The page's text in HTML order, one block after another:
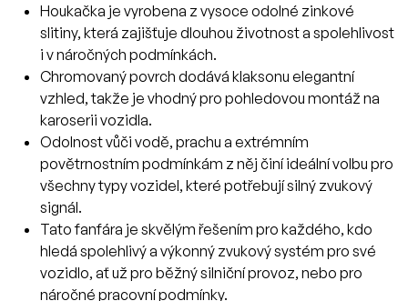
Houkačka je vyrobena z vysoce odolné zinkové
slitiny, která zajišťuje dlouhou životnost a spolehlivost
i v náročných podmínkách.
Chromovaný povrch dodává klaksonu elegantní
vzhled, takže je vhodný pro pohledovou montáž na
karoserii vozidla.
Odolnost vůči vodě, prachu a extrémním
povětrnostním podmínkám z něj činí ideální volbu pro
všechny typy vozidel, které potřebují silný zvukový
signál.
Tato fanfára je skvělým řešením pro každého, kdo
hledá spolehlivý a výkonný zvukový systém pro své
vozidlo, ať už pro běžný silniční provoz, nebo pro
náročné pracovní podmínky.